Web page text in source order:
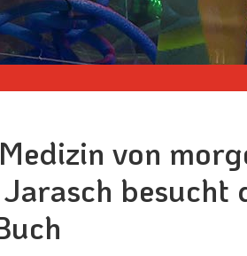
von
besucht